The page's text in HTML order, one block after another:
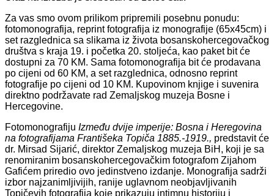
Za vas smo ovom prilikom pripremili posebnu ponudu:
fotomonografija, reprint fotografija iz monografije (65x45cm) i
set razglednica sa slikama iz života bosanskohercegovačkog
društva s kraja 19. i početka 20. stoljeća, kao paket bit će
dostupni za 70 KM. Sama fotomonografija bit će prodavana
po cijeni od 60 KM, a set razglednica, odnosno reprint
fotografije po cijeni od 10 KM. Kupovinom knjige i suvenira
direktno podržavate rad Zemaljskog muzeja Bosne i
Hercegovine.
Fotomonografiju Između dvije imperije: Bosna i Heregovina
na fotografijama Františeka Topiča 1885.-1919., predstavit će
dr. Mirsad Sijarić, direktor Zemaljskog muzeja BiH, koji je sa
renomiranim bosanskohercegovačkim fotografom Zijahom
Gafićem priredio ovo jedinstveno izdanje. Monografija sadrži
izbor najzanimljivijih, ranije uglavnom neobjavljivanih
Topičevih fotografija koje prikazuju intimnu historiju i